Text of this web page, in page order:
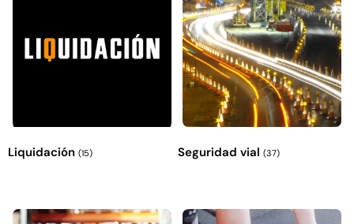
Liquidación (15) Seguridad vial (37)
Explora más productos